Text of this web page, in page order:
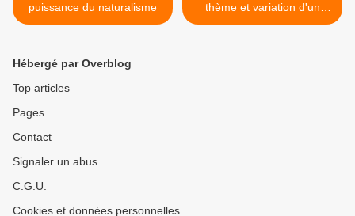
puissance du naturalisme
thème et variation d'un
mythe >
Hébergé par Overblog
Top articles
Pages
Contact
Signaler un abus
C.G.U.
Cookies et données personnelles